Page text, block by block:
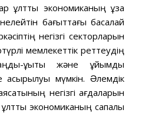
ұлттық экономиканың ұзақ
бағыттағы басқалай
негізгі секторларын
мемлекеттік реттеудің
құқықтық жəне ұйымдық
асырылуы мүмкін. Əлемдік
негізгі қағдаларын
ұлттық экономиканың сапалы